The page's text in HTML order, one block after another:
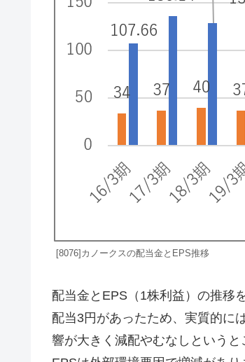
[8076]カノークスの配当金とEPS推移
配当金とEPS（1株利益）の推移
配当3円があったため、実質的に
響が大きく減配やむなしというと